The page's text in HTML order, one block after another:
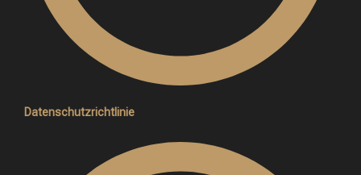
Datenschutzrichtlinie